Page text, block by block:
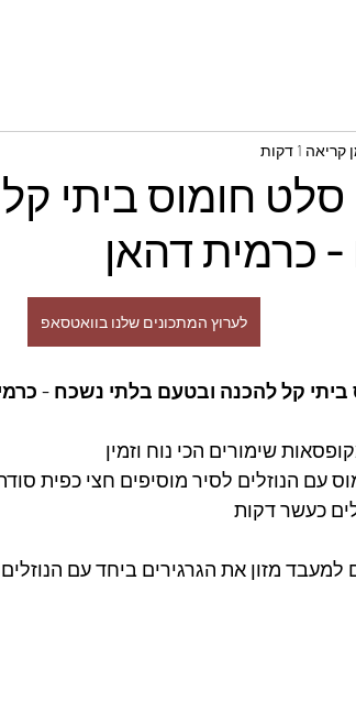
סלט חומוס ביתי
כרמית דהאן
1 דקות
לערוץ המתכונים שלנו בוואטסאפ
ביתי קל להכנה ובטעם בלתי נשכח -
שימורים הכי נוח וזמין
עם הנוזלים לסיר מוסיפים חצי כפית
כעשר דקות
מזון את הגרגירים ביחד עם